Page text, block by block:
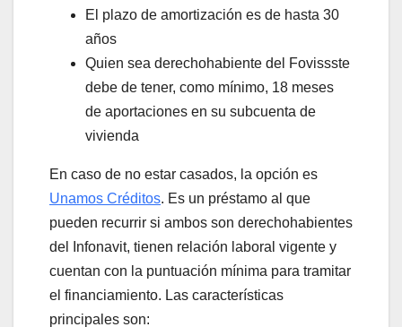
El plazo de amortización es de hasta 30
años
Quien sea derechohabiente del Fovissste
debe de tener, como mínimo, 18 meses
de aportaciones en su subcuenta de
vivienda
En caso de no estar casados, la opción es
Unamos Créditos. Es un préstamo al que
pueden recurrir si ambos son derechohabientes
del Infonavit, tienen relación laboral vigente y
cuentan con la puntuación mínima para tramitar
el financiamiento. Las características
principales son: